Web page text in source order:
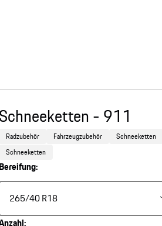
Schneeketten - 911
Radzubehör Fahrzeugzubehör
Schneeketten
Schneeketten
Bereifung:
265/40 R18